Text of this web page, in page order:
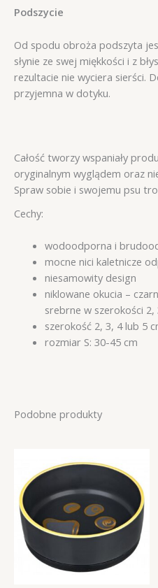
Podszycie
Od spodu obroża podszyta
słynie ze swej miękkości i z
rezultacie nie wyciera sierści.
przyjemna w dotyku.
Całość tworzy wspaniały
oryginalnym wyglądem oraz
Spraw sobie i swojemu psu
Cechy:
wodoodporna i
mocne nici kaletnicze
niesamowity design
niklowane okucia –
srebrne w szerokości 2,
szerokość 2, 3, 4 lub 5
rozmiar S: 30-45 cm
Podobne produkty